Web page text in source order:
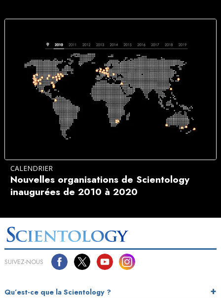
CALENDRIER
Nouvelles organisations de Scientology
inaugurées de 2010 à 2020
SUIVEZ-NOUS
Qu’est-ce que la Scientology ?